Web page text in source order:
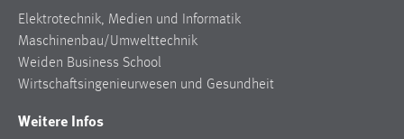
Elektrotechnik, Medien und Informatik
Maschinenbau/Umwelttechnik
Weiden Business School
Wirtschaftsingenieurwesen und Gesundheit
Weitere Infos
MARKETING
Marketing Cookies werden von Drittanbietern
Sie tun dies, indem sie Besucher über Websites